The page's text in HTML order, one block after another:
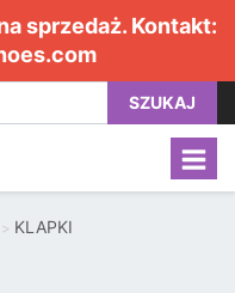
sprzedaż. Kontakt:
SZUKAJ
KLAPKI